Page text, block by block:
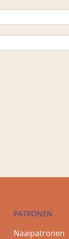
PATRONEN
Naaipatronen